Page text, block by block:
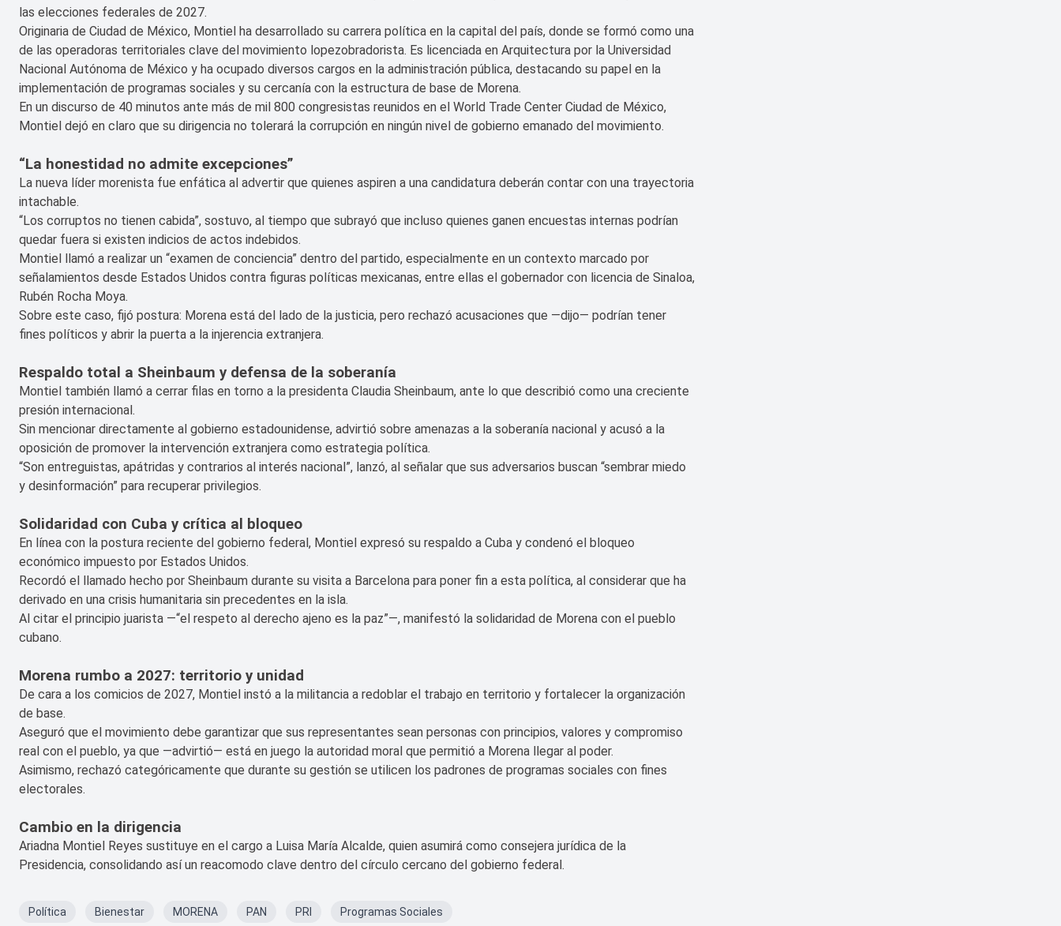
las elecciones federales de 2027.
Originaria de Ciudad de México, Montiel ha desarrollado su carrera política en la capital del país, donde se formó como una
de las operadoras territoriales clave del movimiento lopezobradorista. Es licenciada en Arquitectura por la Universidad
Nacional Autónoma de México y ha ocupado diversos cargos en la administración pública, destacando su papel en la
implementación de programas sociales y su cercanía con la estructura de base de Morena.
En un discurso de 40 minutos ante más de mil 800 congresistas reunidos en el World Trade Center Ciudad de México,
Montiel dejó en claro que su dirigencia no tolerará la corrupción en ningún nivel de gobierno emanado del movimiento.
“La honestidad no admite excepciones”
La nueva líder morenista fue enfática al advertir que quienes aspiren a una candidatura deberán contar con una trayectoria
intachable.
“Los corruptos no tienen cabida”, sostuvo, al tiempo que subrayó que incluso quienes ganen encuestas internas podrían
quedar fuera si existen indicios de actos indebidos.
Montiel llamó a realizar un “examen de conciencia” dentro del partido, especialmente en un contexto marcado por
señalamientos desde Estados Unidos contra figuras políticas mexicanas, entre ellas el gobernador con licencia de Sinaloa,
Rubén Rocha Moya.
Sobre este caso, fijó postura: Morena está del lado de la justicia, pero rechazó acusaciones que —dijo— podrían tener
fines políticos y abrir la puerta a la injerencia extranjera.
Respaldo total a Sheinbaum y defensa de la soberanía
Montiel también llamó a cerrar filas en torno a la presidenta Claudia Sheinbaum, ante lo que describió como una creciente
presión internacional.
Sin mencionar directamente al gobierno estadounidense, advirtió sobre amenazas a la soberanía nacional y acusó a la
oposición de promover la intervención extranjera como estrategia política.
“Son entreguistas, apátridas y contrarios al interés nacional”, lanzó, al señalar que sus adversarios buscan “sembrar miedo
y desinformación” para recuperar privilegios.
Solidaridad con Cuba y crítica al bloqueo
En línea con la postura reciente del gobierno federal, Montiel expresó su respaldo a Cuba y condenó el bloqueo
económico impuesto por Estados Unidos.
Recordó el llamado hecho por Sheinbaum durante su visita a Barcelona para poner fin a esta política, al considerar que ha
derivado en una crisis humanitaria sin precedentes en la isla.
Al citar el principio juarista —“el respeto al derecho ajeno es la paz”—, manifestó la solidaridad de Morena con el pueblo
cubano.
Morena rumbo a 2027: territorio y unidad
De cara a los comicios de 2027, Montiel instó a la militancia a redoblar el trabajo en territorio y fortalecer la organización
de base.
Aseguró que el movimiento debe garantizar que sus representantes sean personas con principios, valores y compromiso
real con el pueblo, ya que —advirtió— está en juego la autoridad moral que permitió a Morena llegar al poder.
Asimismo, rechazó categóricamente que durante su gestión se utilicen los padrones de programas sociales con fines
electorales.
Cambio en la dirigencia
Ariadna Montiel Reyes sustituye en el cargo a Luisa María Alcalde, quien asumirá como consejera jurídica de la
Presidencia, consolidando así un reacomodo clave dentro del círculo cercano del gobierno federal.
Política Bienestar MORENA PAN PRI Programas Sociales